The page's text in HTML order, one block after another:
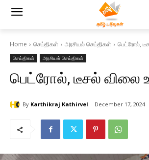
Home செய்திகள் அரசியல் செய்திகள் பெட்ரோல்,
செய்திகள் அரசியல் செய்திகள்
பெட்ரோல், டீசல் விலை
By Karthikraj Kathirvel December 17, 2024